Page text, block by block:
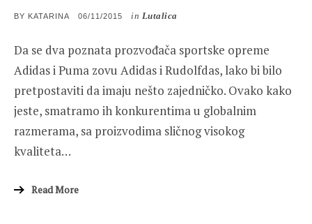
BY KATARINA
POSTED
06/11/2015 in Lutalica
Da se dva poznata prozvođača sportske opreme
Adidas i Puma zovu Adidas i Rudolfdas, lako bi bilo
pretpostaviti da imaju nešto zajedničko. Ovako kako
jeste, smatramo ih konkurentima u globalnim
razmerama, sa proizvodima sličnog visokog
kvaliteta…
Read More